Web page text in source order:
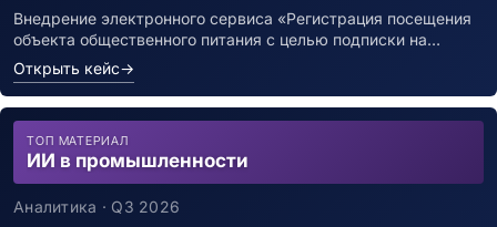
Внедрение электронного сервиса «Регистрация посещения
объекта общественного питания с целью подписки на…
Открыть кейс→
ТОП МАТЕРИАЛ
ИИ в промышленности
Аналитика · Q3 2026